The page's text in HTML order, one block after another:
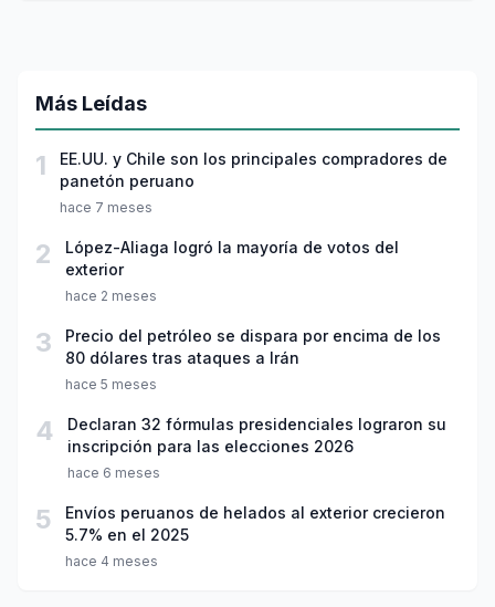
Más Leídas
1
EE.UU. y Chile son los principales compradores de
panetón peruano
hace 7 meses
2
López-Aliaga logró la mayoría de votos del
exterior
hace 2 meses
3
Precio del petróleo se dispara por encima de los
80 dólares tras ataques a Irán
hace 5 meses
4
Declaran 32 fórmulas presidenciales lograron su
inscripción para las elecciones 2026
hace 6 meses
5
Envíos peruanos de helados al exterior crecieron
5.7% en el 2025
hace 4 meses